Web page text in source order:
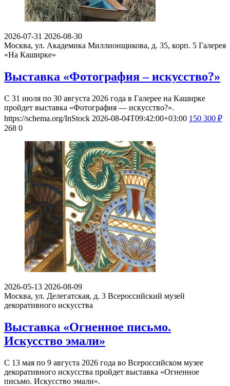
2026-07-31 2026-08-30
Москва, ул. Академика Миллионщикова, д. 35, корп. 5 Галерея
«На Каширке»
Выставка «Фотография – искусство?»
С 31 июля по 30 августа 2026 года в Галерее на Каширке
пройдет выставка «Фотография — искусство?».
https://schema.org/InStock 2026-08-04T09:42:00+03:00 150 300 ₽
268 0
2026-05-13 2026-08-09
Москва, ул. Делегатская, д. 3 Всероссийский музей
декоративного искусства
Выставка «Огненное письмо.
Искусство эмали»
С 13 мая по 9 августа 2026 года во Всероссийском музее
декоративного искусства пройдет выставка «Огненное
письмо. Искусство эмали».